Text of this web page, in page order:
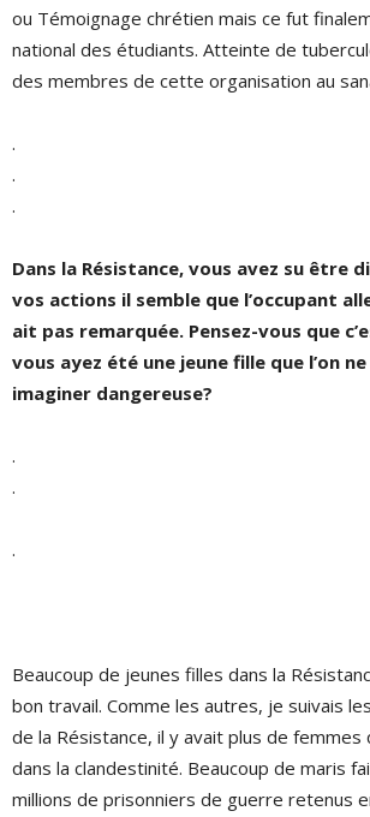
ou Témoignage chrétien mais ce fut
national des étudiants. Atteinte de
des membres de cette organisation au
.
.
.
Dans la Résistance, vous avez su être
vos actions il semble que l’occupant
ait pas remarquée. Pensez-vous que
vous ayez été une jeune fille que l’on
imaginer dangereuse?
.
.
.
Beaucoup de jeunes filles dans la
bon travail. Comme les autres, je suivais
de la Résistance, il y avait plus de femmes
dans la clandestinité. Beaucoup de maris
millions de prisonniers de guerre retenus